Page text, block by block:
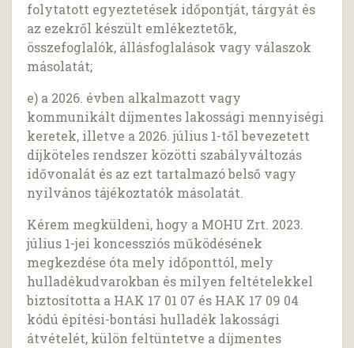
folytatott egyeztetések időpontját, tárgyát és
az ezekről készült emlékeztetők,
összefoglalók, állásfoglalások vagy válaszok
másolatát;
e) a 2026. évben alkalmazott vagy
kommunikált díjmentes lakossági mennyiségi
keretek, illetve a 2026. július 1-től bevezetett
díjköteles rendszer közötti szabályváltozás
idővonalát és az ezt tartalmazó belső vagy
nyilvános tájékoztatók másolatát.
Kérem megküldeni, hogy a MOHU Zrt. 2023.
július 1-jei koncessziós működésének
megkezdése óta mely időponttól, mely
hulladékudvarokban és milyen feltételekkel
biztosította a HAK 17 01 07 és HAK 17 09 04
kódú építési-bontási hulladék lakossági
átvételét, külön feltüntetve a díjmentes